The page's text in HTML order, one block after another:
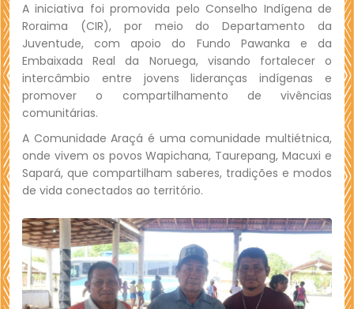
A iniciativa foi promovida pelo Conselho Indígena de
Roraima (CIR), por meio do Departamento da
Juventude, com apoio do Fundo Pawanka e da
Embaixada Real da Noruega, visando fortalecer o
intercâmbio entre jovens lideranças indígenas e
promover o compartilhamento de vivências
comunitárias.
A Comunidade Araçá é uma comunidade multiétnica,
onde vivem os povos Wapichana, Taurepang, Macuxi e
Sapará, que compartilham saberes, tradições e modos
de vida conectados ao território.